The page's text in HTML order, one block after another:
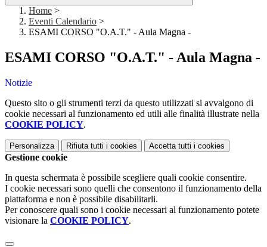
Home >
Eventi Calendario >
ESAMI CORSO "O.A.T." - Aula Magna -
ESAMI CORSO "O.A.T." - Aula Magna -
Notizie
Questo sito o gli strumenti terzi da questo utilizzati si avvalgono di
cookie necessari al funzionamento ed utili alle finalità illustrate nella
COOKIE POLICY.
Personalizza Rifiuta tutti i cookies Accetta tutti i cookies
Gestione cookie
In questa schermata è possibile scegliere quali cookie consentire.
I cookie necessari sono quelli che consentono il funzionamento della
piattaforma e non è possibile disabilitarli.
Per conoscere quali sono i cookie necessari al funzionamento potete
visionare la COOKIE POLICY.